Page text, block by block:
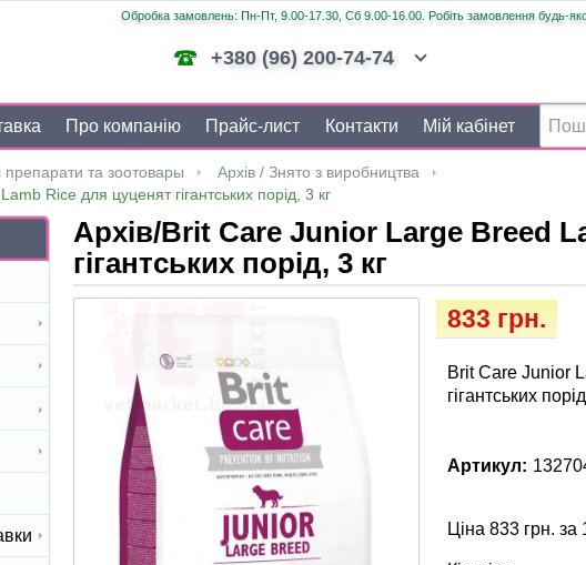
Обробка замовлень: Пн-Пт, 9.00-17.30, Сб 9.00-16.00. Робіть замовлення будь-
+380 (96) 200-74-74
Про компанію Прайс-лист Контакти Мій кабінет
препарати та зоотовары
Архів / Знято з виробництва
Rice для цуценят гігантських порід, 3 кг
Архів/Brit Care Junior Large Breed
гігантських порід, 3 кг
833 грн.
Brit Care Junior
гігантських
Артикул:
Ціна 833 грн. за